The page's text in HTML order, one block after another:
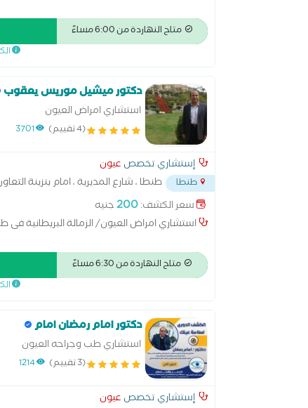
متاح النهاردة من 6:00 مساءً
دكتور ميشيل موريس يعقوب
استشاري امراض العيون
(4 تقييم) 3701
إستشاري تخصص عيون
طنطا طنطا ، شارع المديرية ، امام بنزينة
سعر الكشف:200جنيه
استشاري امراض العيون/ الزمالة البريطانية
متاح النهاردة من 6:30 مساءً
دكتور امام رمضان امام
استشاري طب وجراحه العيون
(3 تقييم) 1214
إستشاري تخصص عيون